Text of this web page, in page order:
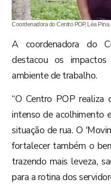
Coordenadora do Centro POP, Léa Pina.
A coordenadora do
destacou os
ambiente de trabalho.
“O Centro POP realiza
intenso de acolhimento
situação de rua. O
fortalecer também o
trazendo mais leveza,
para a rotina dos